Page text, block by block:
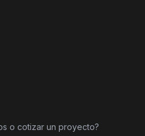
o cotizar un proyecto?